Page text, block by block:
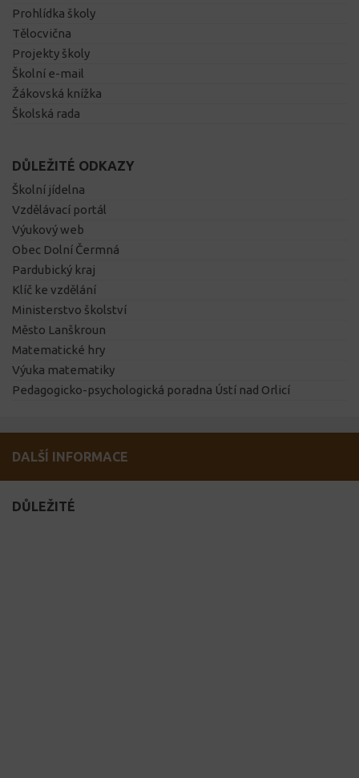
Prohlídka školy
Tělocvična
Projekty školy
Školní e-mail
Žákovská knížka
Školská rada
DŮLEŽITÉ ODKAZY
Školní jídelna
Vzdělávací portál
Výukový web
Obec Dolní Čermná
Pardubický kraj
Klíč ke vzdělání
Ministerstvo školství
Město Lanškroun
Matematické hry
Výuka matematiky
Pedagogicko-psychologická poradna Ústí nad Orlicí
DALŠÍ INFORMACE
DŮLEŽITÉ